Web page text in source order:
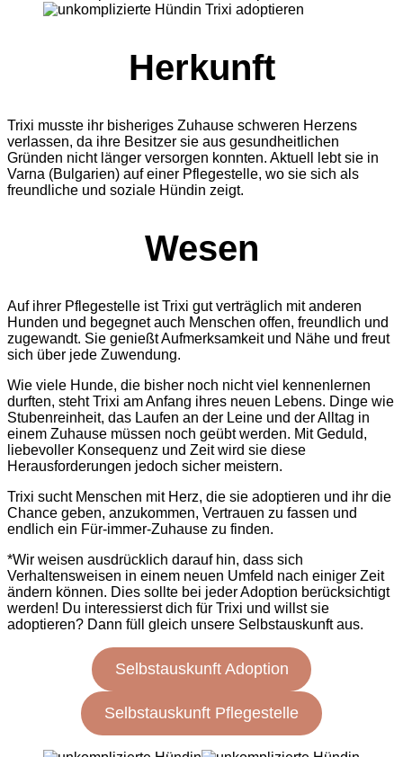
Herkunft
Trixi musste ihr bisheriges Zuhause schweren Herzens
verlassen, da ihre Besitzer sie aus gesundheitlichen
Gründen nicht länger versorgen konnten. Aktuell lebt sie in
Varna (Bulgarien) auf einer Pflegestelle, wo sie sich als
freundliche und soziale Hündin zeigt.
Wesen
Auf ihrer Pflegestelle ist Trixi gut verträglich mit anderen
Hunden und begegnet auch Menschen offen, freundlich und
zugewandt. Sie genießt Aufmerksamkeit und Nähe und freut
sich über jede Zuwendung.
Wie viele Hunde, die bisher noch nicht viel kennenlernen
durften, steht Trixi am Anfang ihres neuen Lebens. Dinge wie
Stubenreinheit, das Laufen an der Leine und der Alltag in
einem Zuhause müssen noch geübt werden. Mit Geduld,
liebevoller Konsequenz und Zeit wird sie diese
Herausforderungen jedoch sicher meistern.
Trixi sucht Menschen mit Herz, die sie adoptieren und ihr die
Chance geben, anzukommen, Vertrauen zu fassen und
endlich ein Für-immer-Zuhause zu finden.
*Wir weisen ausdrücklich darauf hin, dass sich
Verhaltensweisen in einem neuen Umfeld nach einiger Zeit
ändern können. Dies sollte bei jeder Adoption berücksichtigt
werden! Du interessierst dich für Trixi und willst sie
adoptieren? Dann füll gleich unsere Selbstauskunft aus.
Selbstauskunft Adoption
Selbstauskunft Pflegestelle